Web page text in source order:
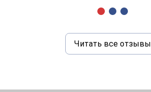
Читать все отзывы